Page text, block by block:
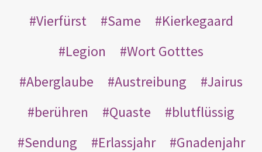
Vierfürst
Same
Kierkegaard
Legion
Wort Gotttes
Aberglaube
Austreibung
Jairus
berühren
Quaste
blutflüssig
Sendung
Erlassjahr
Gnadenjahr